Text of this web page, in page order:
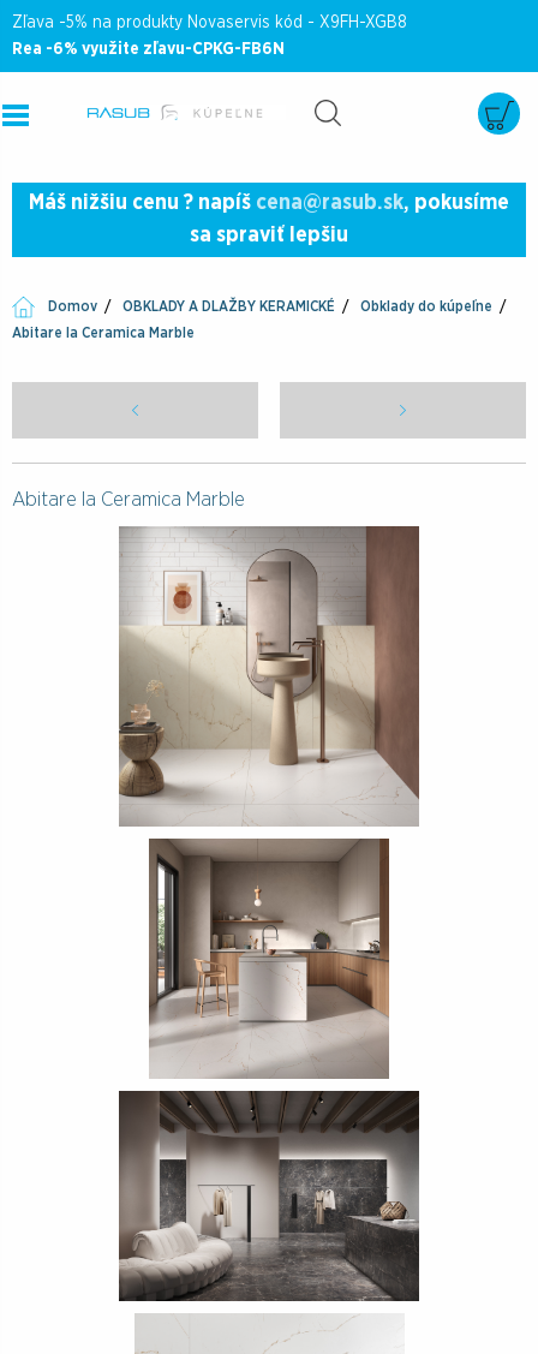
Zľava -5% na produkty Novaservis kód - X9FH-XGB8
Rea -6% využite zľavu-CPKG-FB6N
Máš nižšiu cenu ? napíš cena@rasub.sk, pokusíme
sa spraviť lepšiu
Domov OBKLADY A DLAŽBY KERAMICKÉ
Obklady do kúpeľne
Abitare la Ceramica Marble
Abitare la Ceramica Marble